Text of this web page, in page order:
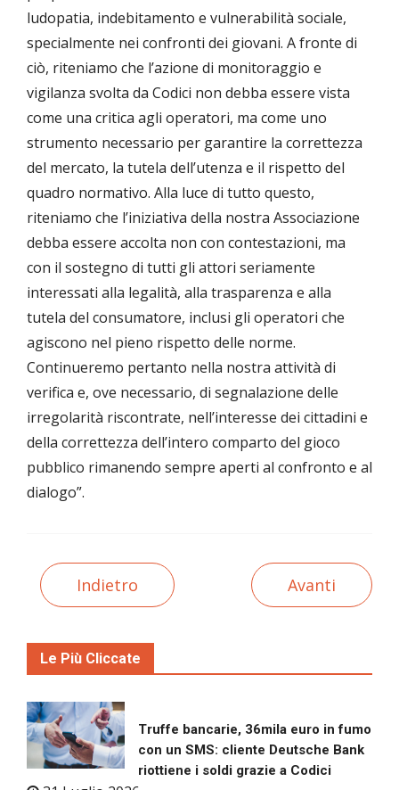
ludopatia, indebitamento e vulnerabilità sociale,
specialmente nei confronti dei giovani. A fronte di
ciò, riteniamo che l’azione di monitoraggio e
vigilanza svolta da Codici non debba essere vista
come una critica agli operatori, ma come uno
strumento necessario per garantire la correttezza
del mercato, la tutela dell’utenza e il rispetto del
quadro normativo. Alla luce di tutto questo,
riteniamo che l’iniziativa della nostra Associazione
debba essere accolta non con contestazioni, ma
con il sostegno di tutti gli attori seriamente
interessati alla legalità, alla trasparenza e alla
tutela del consumatore, inclusi gli operatori che
agiscono nel pieno rispetto delle norme.
Continueremo pertanto nella nostra attività di
verifica e, ove necessario, di segnalazione delle
irregolarità riscontrate, nell’interesse dei cittadini e
della correttezza dell’intero comparto del gioco
pubblico rimanendo sempre aperti al confronto e al
dialogo”.
Indietro Avanti
Le Più Cliccate
Truffe bancarie, 36mila euro in fumo
con un SMS: cliente Deutsche Bank
riottiene i soldi grazie a Codici